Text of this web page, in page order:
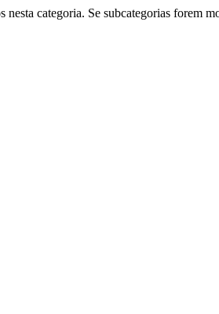
nesta categoria. Se subcategorias forem